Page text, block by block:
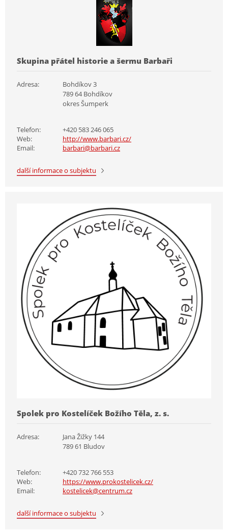
Skupina přátel historie a šermu Barbaři
Adresa:
Bohdíkov 3
789 64 Bohdíkov
okres Šumperk
Telefon:
+420 583 246 065
Web:
http://www.barbari.cz/
Email:
barbari@barbari.cz
další informace o subjektu
Spolek pro Kostelíček Božího Těla, z. s.
Adresa:
Jana Žižky 144
789 61 Bludov
Telefon:
+420 732 766 553
Web:
https://www.prokostelicek.cz/
Email:
kostelicek@centrum.cz
další informace o subjektu